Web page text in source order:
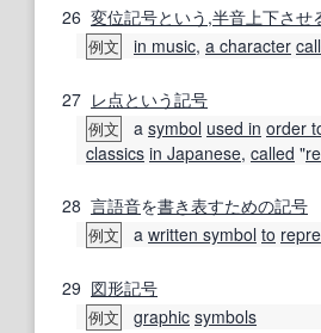
26 変位記号という ,半音 上下させ
例文 in music, a character
27 レ点という記号
例文 a symbol used in order
classics in Japanese, called "
28 言語音を書き表すための記号
例文 a written symbol to
29 図形記号
例文 graphic symbols